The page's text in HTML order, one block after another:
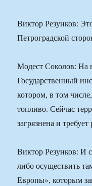
Виктор Резунков:
Петроградской
Модест Соколов: На
Государственный
котором, в том
топливо. Сейчас
загрязнена и
Виктор Резунков: И
либо осуществить
Европы», которым